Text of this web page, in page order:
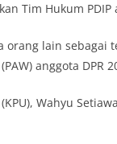
Tim Hukum PDIP
lain sebagai
anggota DPR
Wahyu